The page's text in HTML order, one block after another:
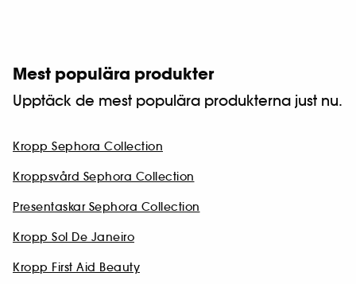
Mest populära produkter
Upptäck de mest populära produkterna just nu.
Kropp Sephora Collection
Kroppsvård Sephora Collection
Presentaskar Sephora Collection
Kropp Sol De Janeiro
Kropp First Aid Beauty